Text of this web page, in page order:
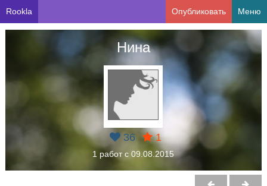
Rookla Опубликовать Меню
Нина
36 1
1 работ с 09.08.2015